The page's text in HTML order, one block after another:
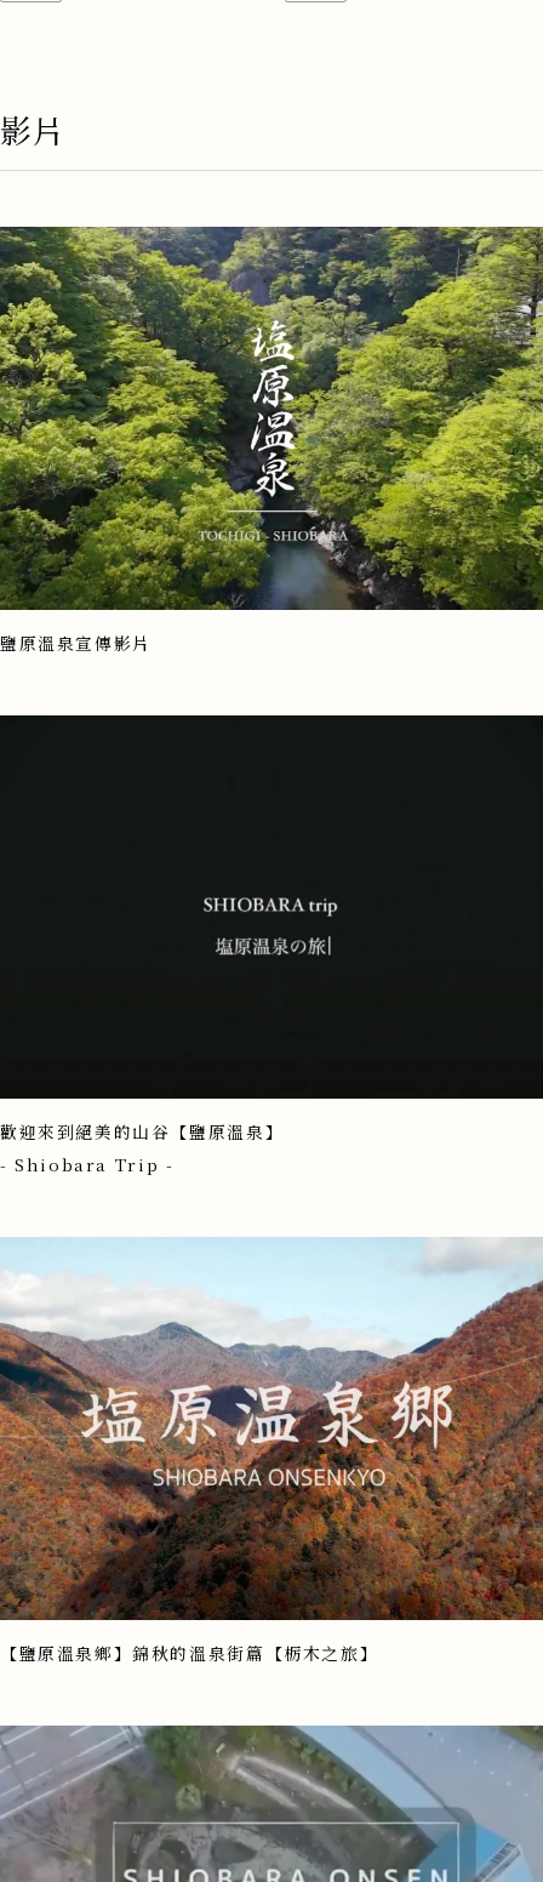
影片
鹽原溫泉宣傳影片
歡迎來到絕美的山谷【鹽原溫泉】
- Shiobara Trip -
【鹽原溫泉鄉】錦秋的溫泉街篇【栃木之旅】